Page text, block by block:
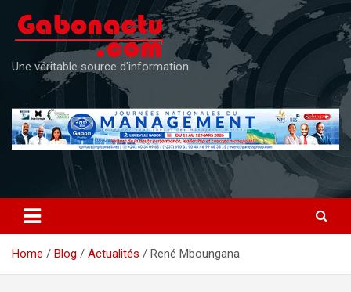
content
Une véritable source d'information
Home Blog Actualités René Mboungana